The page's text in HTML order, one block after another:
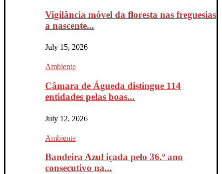
Vigilância móvel da floresta nas freguesias
a nascente...
July 15, 2026
Ambiente
Câmara de Águeda distingue 114
entidades pelas boas...
July 12, 2026
Ambiente
Bandeira Azul içada pelo 36.º ano
consecutivo na...